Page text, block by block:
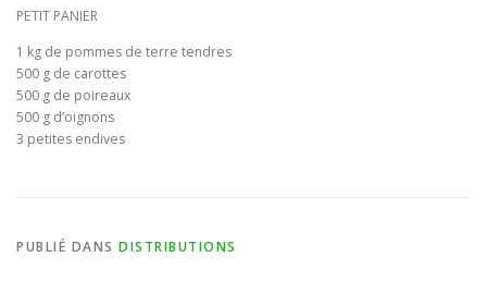
PETIT PANIER
1 kg de pommes de terre tendres
500 g de carottes
500 g de poireaux
500 g d’oignons
3 petites endives
PUBLIÉ DANS DISTRIBUTIONS